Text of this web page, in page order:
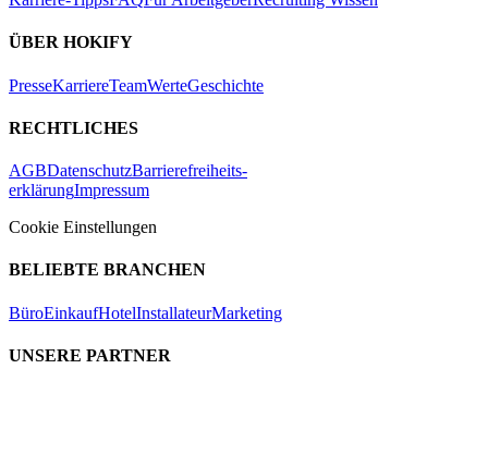
ÜBER HOKIFY
PresseKarriereTeamWerteGeschichte
RECHTLICHES
AGBDatenschutzBarrierefreiheits-
erklärungImpressum
Cookie Einstellungen
BELIEBTE BRANCHEN
BüroEinkaufHotelInstallateurMarketing
UNSERE PARTNER